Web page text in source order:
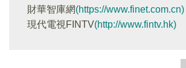
財華智庫網(https://www.finet.com.cn)
現代電視FINTV(http://www.fintv.hk)